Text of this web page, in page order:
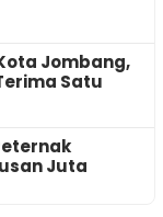
Jombang,
Satu
Juta